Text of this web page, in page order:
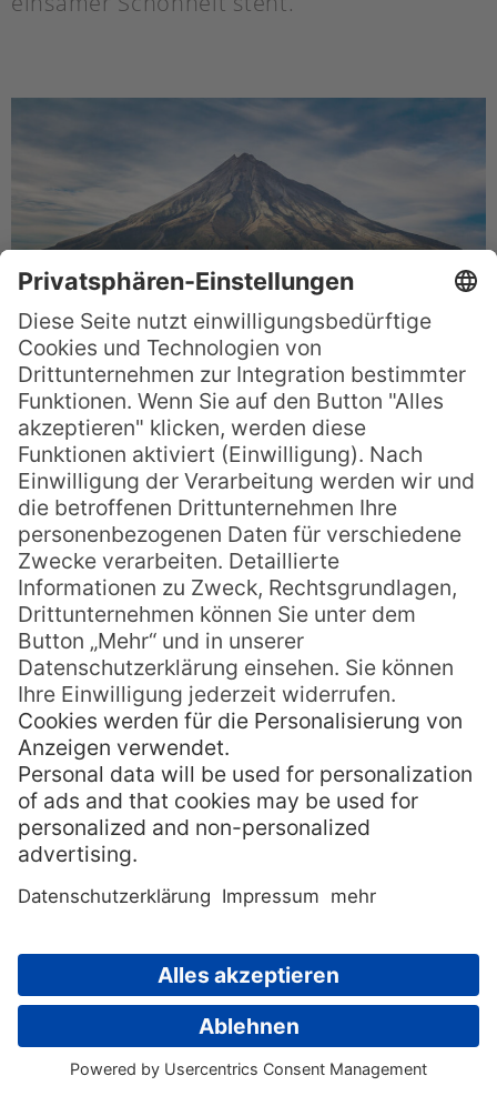
Sein symmetrischer Kegel ist so
beeindruckend, dass er als Filmkulisse
diente, etwa als Ersatz für den Mount Fuji in
The Last Samurai. Der Vulkan hat eine starke
Präsenz; von fast jeder Perspektive der
Taranaki-Region aus ist er sichtbar. Oft ist
er mit einer Schneekappe geschmückt, die
sich im Sonnenlicht golden färbt.
Beste Erlebnisse:
Sonnenaufgang am North Egmont Visitor
Centre:Beobachte, wie sich der Himmel
Lichtschein über den Vulkan legt. Ein
unvergesslicher Start in den Tag.
Gipfelbesteigung:Für geübte und gut